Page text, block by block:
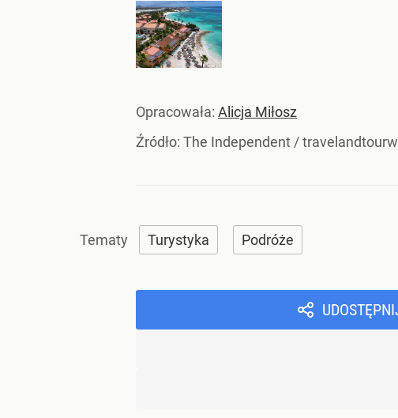
Opracowała: Alicja Miłosz
Źródło: The Independent /
Turystyka Podróże